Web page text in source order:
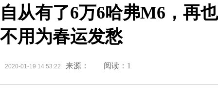
自从有了6万6哈弗M6，再也
不用为春运发愁
2020-01-19 14:53:22 来源： 阅读：1